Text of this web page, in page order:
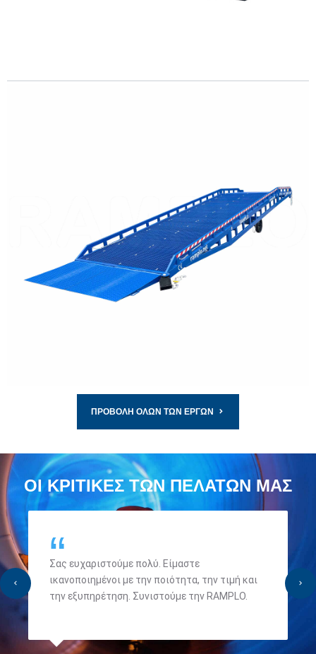
ΛΕΠΤΟΜΕΡΏΣ
ΠΡΟΒΟΛΉ ΌΛΩΝ ΤΩΝ ΈΡΓΩΝ
ΟΙ ΚΡΙΤΙΚΈΣ ΤΩΝ ΠΕΛΑΤΏΝ ΜΑΣ
Σας ευχαριστούμε πολύ. Είμαστε
ικανοποιημένοι με την ποιότητα, την τιμή και
την εξυπηρέτηση. Συνιστούμε την RAMPLO.